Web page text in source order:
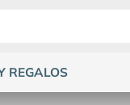
REGALOS